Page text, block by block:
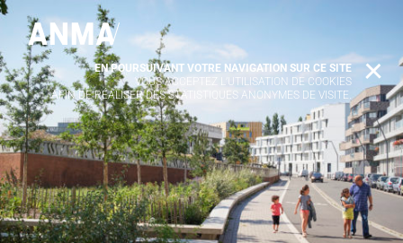
EN POURSUIVANT VOTRE NAVIGATION SUR CE SITE
VOUS ACCEPTEZ L’UTILISATION DE COOKIES
AFIN DE RÉALISER DES STATISTIQUES ANONYMES DE VISITE.
X